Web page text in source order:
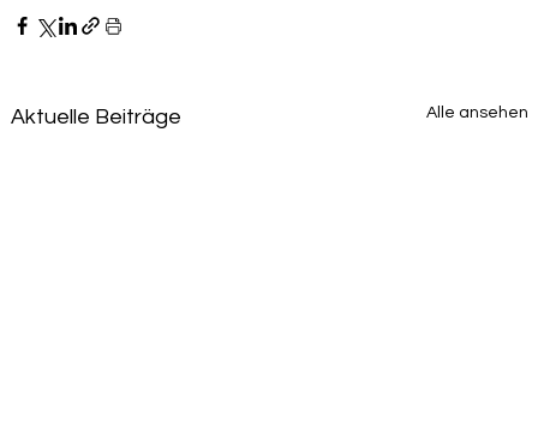
Aktuelle Beiträge Alle ansehen